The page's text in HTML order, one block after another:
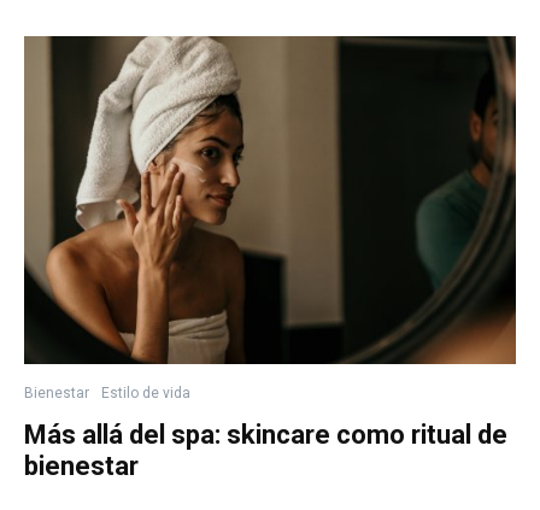
Bienestar Estilo de vida
Más allá del spa: skincare como ritual de
bienestar